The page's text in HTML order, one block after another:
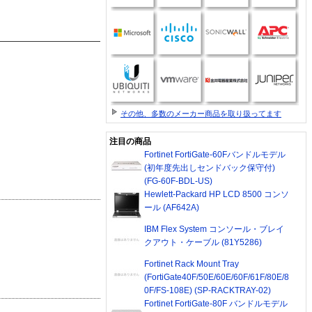
その他、多数のメーカー商品を取り扱ってます
注目の商品
Fortinet FortiGate-60Fバンドルモデル
(初年度先出しセンドバック保守付)
(FG-60F-BDL-US)
Hewlett-Packard HP LCD 8500 コンソ
ール (AF642A)
IBM Flex System コンソール・ブレイ
クアウト・ケーブル (81Y5286)
Fortinet Rack Mount Tray
(FortiGate40F/50E/60E/60F/61F/80E/8
0F/FS-108E) (SP-RACKTRAY-02)
Fortinet FortiGate-80F バンドルモデル